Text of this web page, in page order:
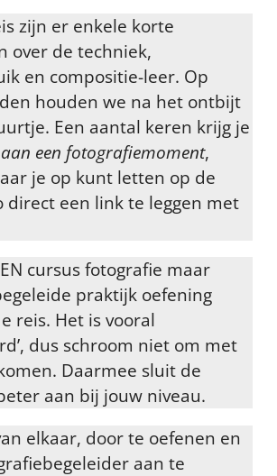
zijn er enkele korte
over de techniek,
en compositie-leer. Op
houden we na het ontbijt
Een aantal keren krijg je
een fotografiemoment,
je op kunt letten op de
direct een link te leggen met
cursus fotografie maar
praktijk oefening
reis. Het is vooral
dus schroom niet om met
Daarmee sluit de
aan bij jouw niveau.
elkaar, door te oefenen en
aan te